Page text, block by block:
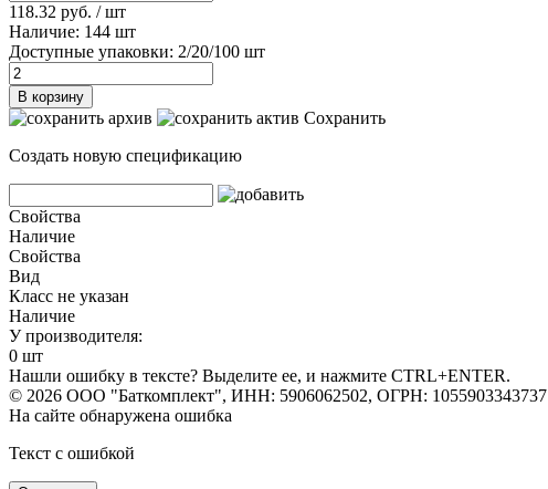
118.32 руб. / шт
Наличие: 144 шт
Доступные упаковки: 2/20/100 шт
В корзину
Сохранить
Создать новую спецификацию
Свойства
Наличие
Свойства
Вид
Класс не указан
Наличие
У производителя:
0 шт
Нашли ошибку в тексте? Выделите ее, и нажмите CTRL+ENTER.
© 2026 ООО "Баткомплект", ИНН: 5906062502, ОГРН: 1055903343737
На сайте обнаружена ошибка
Текст с ошибкой